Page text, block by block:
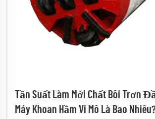
Tần Suất Làm Mới Chất Bôi Trơn
Máy Khoan Hầm Vi Mô Là Bao